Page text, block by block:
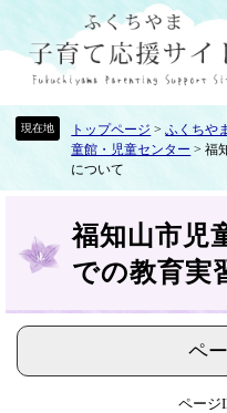
先
を
トップページ >ふくちや
童館・児童センター >福
について
福知山市児
での教育実
ペ
ページ